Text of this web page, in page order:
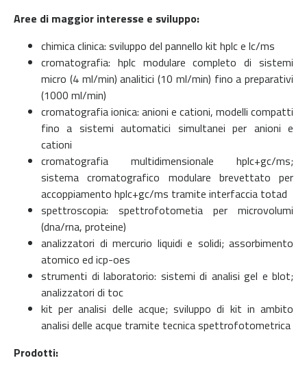
Aree di maggior interesse e sviluppo:
chimica clinica: sviluppo del pannello kit hplc e lc/ms
cromatografia: hplc modulare completo di sistemi
micro (4 ml/min) analitici (10 ml/min) fino a preparativi
(1000 ml/min)
cromatografia ionica: anioni e cationi, modelli compatti
fino a sistemi automatici simultanei per anioni e
cationi
cromatografia multidimensionale hplc+gc/ms;
sistema cromatografico modulare brevettato per
accoppiamento hplc+gc/ms tramite interfaccia totad
spettroscopia: spettrofotometia per microvolumi
(dna/rna, proteine)
analizzatori di mercurio liquidi e solidi; assorbimento
atomico ed icp-oes
strumenti di laboratorio: sistemi di analisi gel e blot;
analizzatori di toc
kit per analisi delle acque; sviluppo di kit in ambito
analisi delle acque tramite tecnica spettrofotometrica
Prodotti: